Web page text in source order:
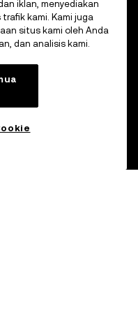
iklan, menyediakan
kami. Kami juga
situs kami oleh Anda
dan analisis kami.